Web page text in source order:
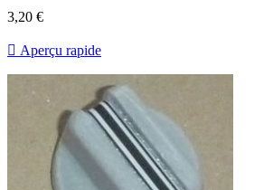
3,20 €
 Aperçu rapide